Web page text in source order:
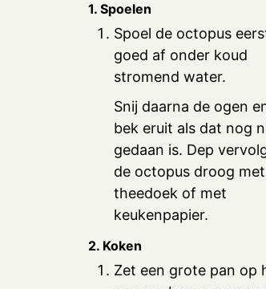
1. Spoelen
Spoel de octopus
goed af onder koud
stromend water.
Snij daarna de ogen
bek eruit als dat nog
gedaan is. Dep
de octopus droog
theedoek of met
keukenpapier.
2. Koken
Zet een grote pan op